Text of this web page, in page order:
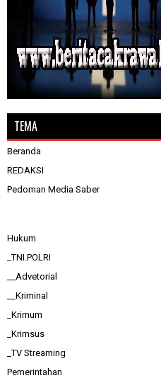
TEMA
Beranda
REDAKSI
Pedoman Media Saber
Hukum
_TNI.POLRI
__Advetorial
__Kriminal
_Krimum
_Krimsus
_TV Streaming
Pemerintahan